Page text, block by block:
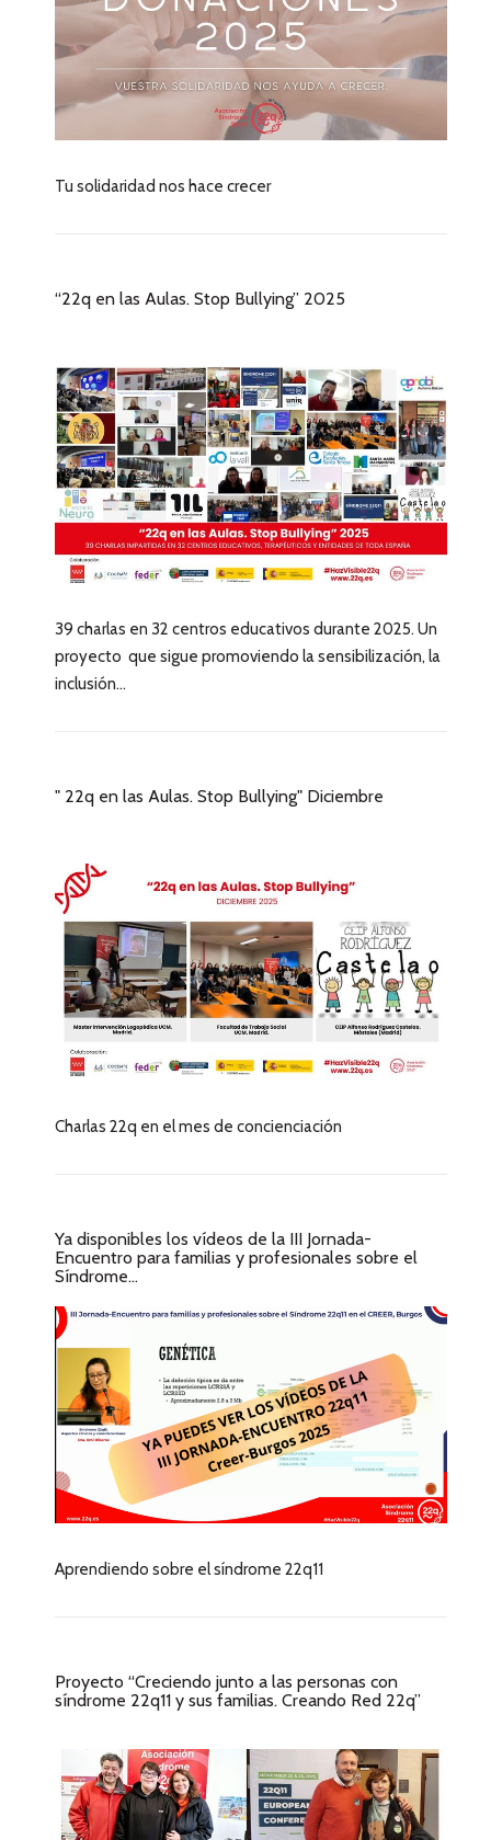
Tu solidaridad nos hace crecer
“22q en las Aulas. Stop Bullying” 2025
39 charlas en 32 centros educativos durante 2025. Un
proyecto que sigue promoviendo la sensibilización, la
inclusión...
" 22q en las Aulas. Stop Bullying" Diciembre
Charlas 22q en el mes de concienciación
Ya disponibles los vídeos de la III Jornada-
Encuentro para familias y profesionales sobre el
Síndrome...
Aprendiendo sobre el síndrome 22q11
Proyecto “Creciendo junto a las personas con
síndrome 22q11 y sus familias. Creando Red 22q”